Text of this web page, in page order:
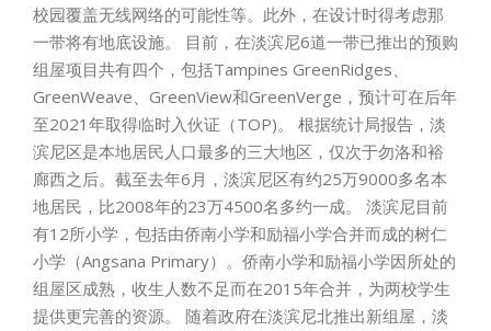
校园覆盖无线网络的可能性等。此外，在设计时得考虑那
一带将有地底设施。 目前，在淡滨尼6道一带已推出的预购
组屋项目共有四个，包括Tampines GreenRidges、
GreenWeave、GreenView和GreenVerge，预计可在后年
至2021年取得临时入伙证（TOP)。 根据统计局报告，淡
滨尼区是本地居民人口最多的三大地区，仅次于勿洛和裕
廊西之后。截至去年6月，淡滨尼区有约25万9000多名本
地居民，比2008年的23万4500名多约一成。 淡滨尼目前
有12所小学，包括由侨南小学和励福小学合并而成的树仁
小学（Angsana Primary）。侨南小学和励福小学因所处的
组屋区成熟，收生人数不足而在2015年合并，为两校学生
提供更完善的资源。 随着政府在淡滨尼北推出新组屋，淡